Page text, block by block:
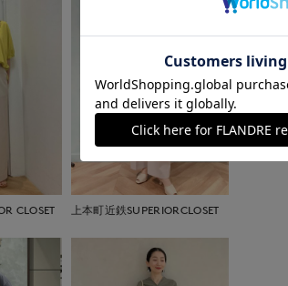
CLOSET 上本町近鉄SUPERIORCLOSET